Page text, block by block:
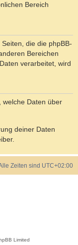
Bereich
die die phpBB-
Bereichen
verarbeitet, wird
welche Daten über
deiner Daten
Zeiten sind UTC+02:00
Limited